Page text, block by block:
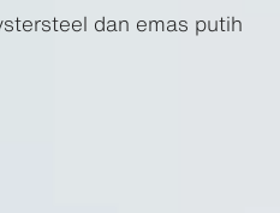
dan emas putih